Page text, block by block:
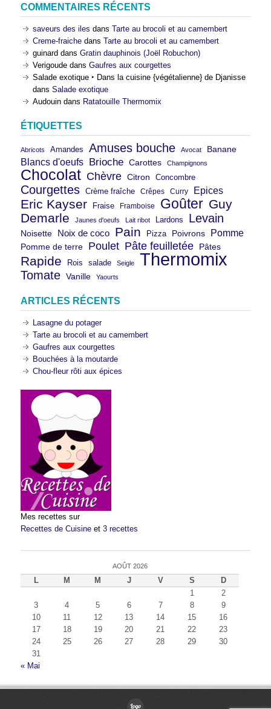
COMMENTAIRES RÉCENTS
saveurs des iles dans Tarte au brocoli et au camembert
Creme-fraiche dans Tarte au brocoli et au camembert
guinard dans Gratin dauphinois (Joël Robuchon)
Verigoude dans Gaufres aux courgettes
Salade exotique ‣ Dans la cuisine {végétalienne} de Djanisse
dans Salade exotique
Audouin dans Ratatouille Thermomix
ÉTIQUETTES
Abricots Amandes Amuses bouche Avocat Banane
Blancs d'oeufs Brioche Carottes Champignons
Chocolat Chèvre Citron Concombre
Courgettes Crème fraîche Crêpes Curry Epices
Eric Kayser Fraise Framboise Goûter Guy
Demarle
Jaunes d'oeufs Lait ribot Lardons Levain
Noisette Noix de coco Pain Pizza Poivrons Pomme
Pomme de terre Poulet Pâte feuilletée Pâtes
Rapide Rois salade Seigle Thermomix
Tomate Vanille Yaourts
ARTICLES RÉCENTS
Lasagne du potager
Tarte au brocoli et au camembert
Gaufres aux courgettes
Bouchées à la moutarde
Chou-fleur rôti aux épices
Mes recettes sur
Recettes de Cuisine et 3 recettes
AOÛT 2026
L M M J V S
D
1
2
3
4 5 6 7 8
9
10
11 12 13 14 15
16
17
18 19 20 21 22
23
24
25 26 27 28 29
30
31
« Mai